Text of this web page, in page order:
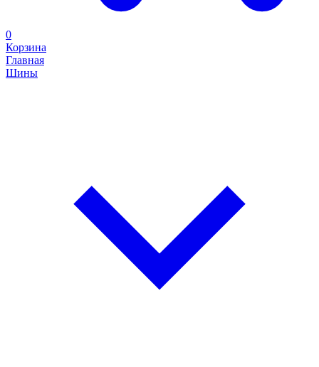
0
Корзина
Главная
Шины